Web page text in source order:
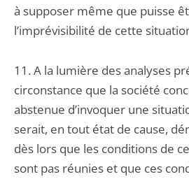
à supposer même que puisse
l’imprévisibilité de cette
11. A la lumière des analyses
circonstance que la société
abstenue d’invoquer une
serait, en tout état de cause,
dès lors que les conditions de
sont pas réunies et que ces